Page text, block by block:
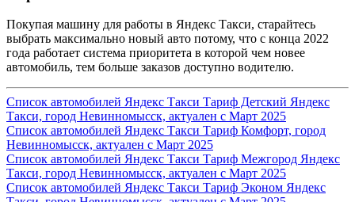
Покупая машину для работы в Яндекс Такси, старайтесь
выбрать максимально новый авто потому, что с конца 2022
года работает система приоритета в которой чем новее
автомобиль, тем больше заказов доступно водителю.
Список автомобилей Яндекс Такси Тариф Детский Яндекс
Такси, город Невинномысск, актуален с Март 2025
Список автомобилей Яндекс Такси Тариф Комфорт, город
Невинномысск, актуален с Март 2025
Список автомобилей Яндекс Такси Тариф Межгород Яндекс
Такси, город Невинномысск, актуален с Март 2025
Список автомобилей Яндекс Такси Тариф Эконом Яндекс